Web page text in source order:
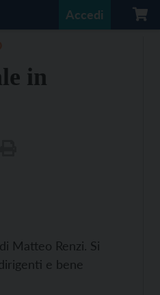
Accedi
in
Matteo Renzi. Si
e bene